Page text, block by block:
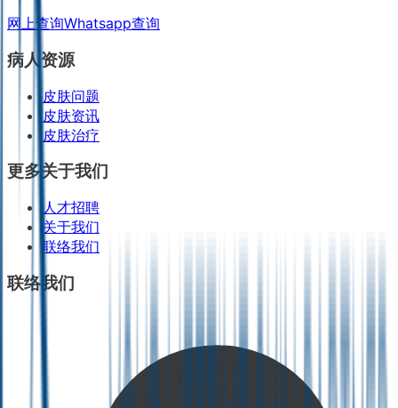
网上查询Whatsapp查询
病人资源
皮肤问题
皮肤资讯
皮肤治疗
更多关于我们
人才招聘
关于我们
联络我们
联络我们